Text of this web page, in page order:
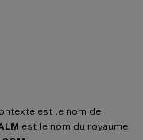
est le nom de
est le nom du royaume